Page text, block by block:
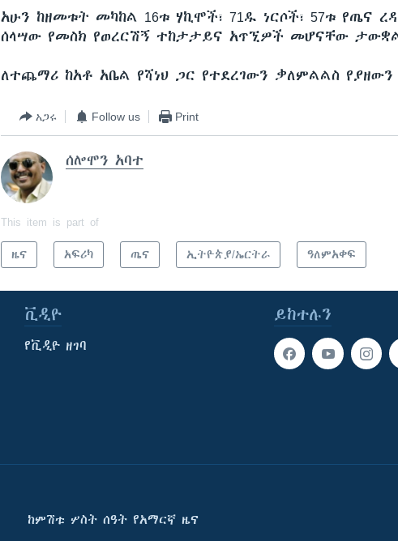
አሁን ከዘመቱት መካከል 16ቱ ሃኪሞች፣ 71ዱ ነርሶች፣ 57ቱ የጤና
ሰላሣው የመስክ የወረርሽኝ ተከታታይና አጥኚዎች መሆናቸው
ለተጨማሪ ከአቶ አቤል የሻነህ ጋር የተደረገውን ቃለምልልስ
አጋሩ Follow us Print
ሰሎሞን አባተ
This item is part of
ዜና አፍሪካ ጤና ኢትዮጵያ/ኤርትራ ዓለምአቀፍ
ይከተሉን
ቪዲዮ
የቪዲዮ ዘገባ
ከምሽቱ ሦስት ሰዓት የአማርኛ ዜና